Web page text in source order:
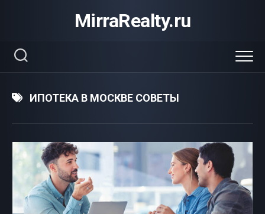
MirraRealty.ru
ИПОТЕКА В МОСКВЕ СОВЕТЫ